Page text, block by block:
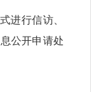
进行信访、
公开申请处